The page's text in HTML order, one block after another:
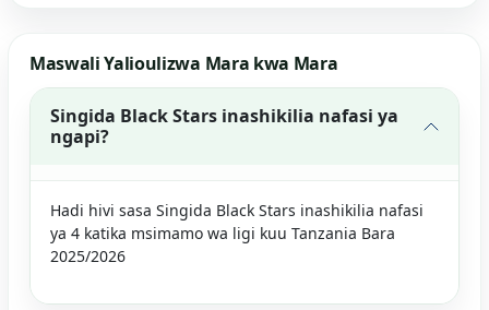
Maswali Yalioulizwa Mara kwa Mara
Singida Black Stars inashikilia nafasi ya
ngapi?
Hadi hivi sasa Singida Black Stars inashikilia nafasi
ya 4 katika msimamo wa ligi kuu Tanzania Bara
2025/2026